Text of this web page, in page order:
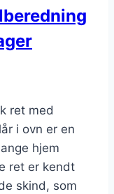
ret med
i ovn er en
hjem
ret er kendt
skind, som